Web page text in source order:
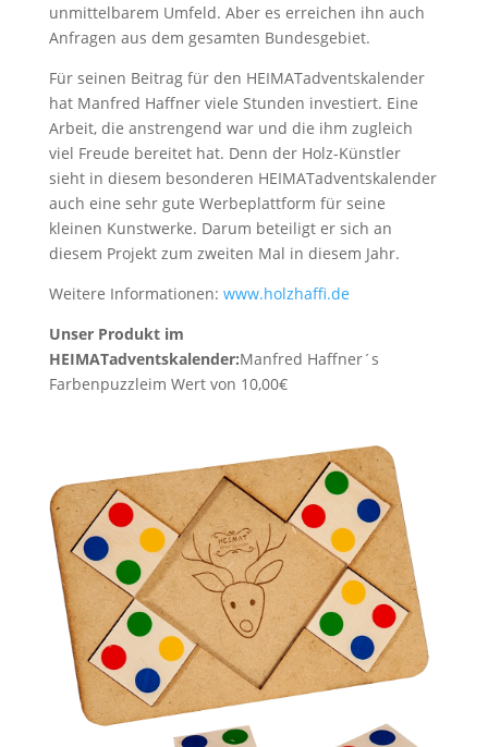
unmittelbarem Umfeld. Aber es erreichen ihn auch
Anfragen aus dem gesamten Bundesgebiet.
Für seinen Beitrag für den HEIMATadventskalender
hat Manfred Haffner viele Stunden investiert. Eine
Arbeit, die anstrengend war und die ihm zugleich
viel Freude bereitet hat. Denn der Holz-Künstler
sieht in diesem besonderen HEIMATadventskalender
auch eine sehr gute Werbeplattform für seine
kleinen Kunstwerke. Darum beteiligt er sich an
diesem Projekt zum zweiten Mal in diesem Jahr.
Weitere Informationen: www.holzhaffi.de
Unser Produkt im
HEIMATadventskalender:Manfred Haffner´s
Farbenpuzzleim Wert von 10,00€